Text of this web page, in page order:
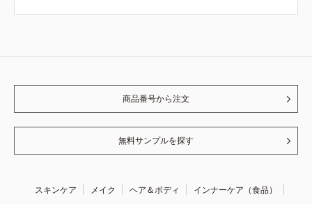
商品番号から注文
無料サンプルを探す
スキンケア メイク ヘア＆ボディ
インナーケア（食品）